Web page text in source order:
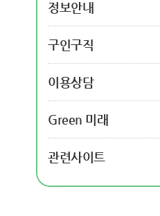
정보안내
구인구직
이용상담
Green 미래
관련사이트